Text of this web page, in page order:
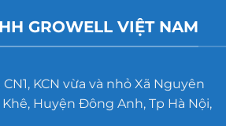
GROWELL VIỆT NAM
KCN vừa và nhỏ Xã Nguyên
Huyện Đông Anh, Tp Hà Nội,